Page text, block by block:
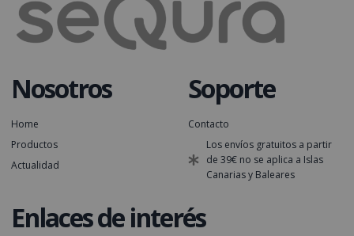
Nosotros
Home
Productos
Actualidad
Soporte
Contacto
Los envíos gratuitos a partir
de 39€ no se aplica a Islas
Canarias y Baleares
Enlaces de interés